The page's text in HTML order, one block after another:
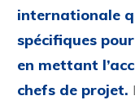
internationale
spécifiques
en mettant
chefs de projet.